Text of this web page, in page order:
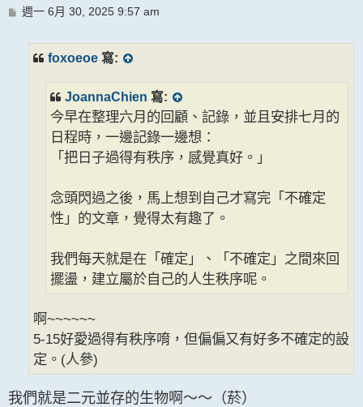
文
週一 6月 30, 2025 9:57 am
foxoeoe 寫:
JoannaChien 寫:
今早在整理六月的回顧、記錄，並且安排七月的
日程時，一邊記錄一邊想：
「把日子過得有秩序，感覺真好。」
念頭閃過之後，馬上想到自己才寫完「不確定
性」的文章，覺得太有趣了。
我們每天就是在「確定」、「不確定」之間來回
擺盪，建立屬於自己的人生秩序呢。
啊~~~~~~
5-15好愛過得有秩序唷，但偏偏又有好多不確定的設
定。(人參)
我們就是二元並存的生物啊～～（菸）